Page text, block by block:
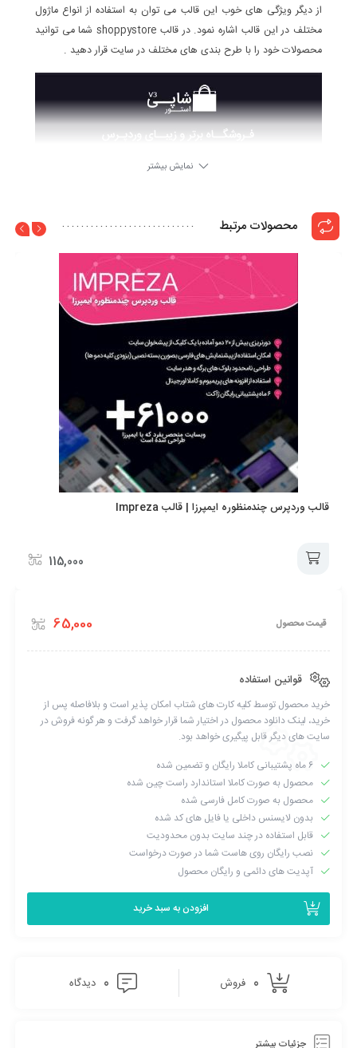
از دیگر ویژگی های خوب این قالب می توان به استفاده از انواع ماژول
مختلف در این قالب اشاره نمود. در قالب shoppystore شما می توانید
محصولات خود را با طرح بندی های مختلف در سایت قرار دهید .
نمایش بیشتر
محصولات مرتبط
قالب وردپرس چندمنظوره ایمپرزا | قالب Impreza
115,000
به
قیمت محصول 65,000
قوانین استفاده
خرید محصول توسط کلیه کارت های شتاب امکان پذیر است و بلافاصله پس از
خرید، لینک دانلود محصول در اختیار شما قرار خواهد گرفت و هر گونه فروش در
سایت های دیگر قابل پیگیری خواهد بود.
۶ ماه پشتیبانی کاملا رایگان و تضمین شده
محصول به صورت کاملا استاندارد راست چین شده
محصول به صورت کامل فارسی شده
بدون لایسنس داخلی یا فایل های کد شده
قابل استفاده در چند سایت بدون محدودیت
نصب رایگان روی هاست شما در صورت درخواست
آپدیت های دائمی و رایگان محصول
افزودن به سبد خرید
0 فروش 0 دیدگاه
جزئیات بیشتر